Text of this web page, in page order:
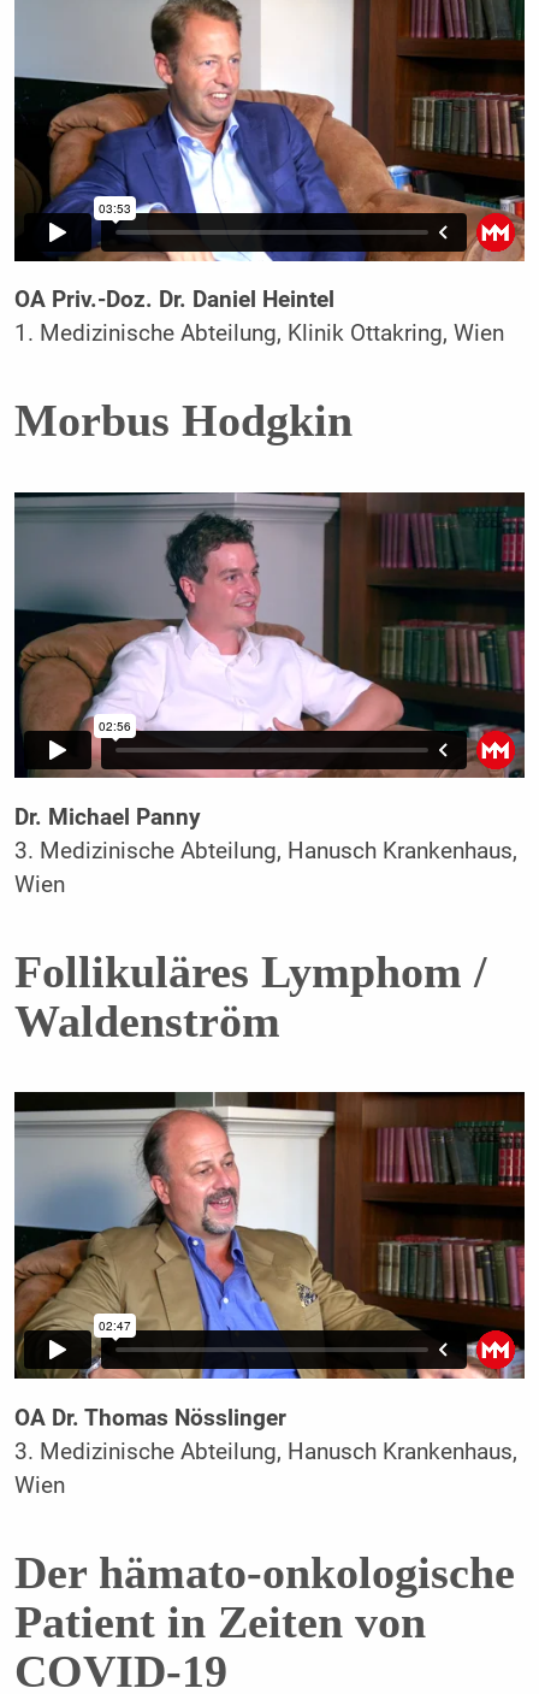
OA Priv.-Doz. Dr. Daniel Heintel
1. Medizinische Abteilung, Klinik Ottakring, Wien
Morbus Hodgkin
Dr. Michael Panny
3. Medizinische Abteilung, Hanusch Krankenhaus,
Wien
Follikuläres Lymphom /
Waldenström
OA Dr. Thomas Nösslinger
3. Medizinische Abteilung, Hanusch Krankenhaus,
Wien
Der hämato-onkologische
Patient in Zeiten von
COVID-19